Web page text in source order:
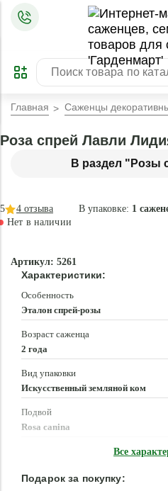
ПРЕДЗАКАЗ
ЗАБРОНИРОВАТЬ
ЛУЧШЕЕ
Главная Саженцы
В раздел "Розы
Роза спрей Лавли
В упаковке: 1
5 4 отзыва
Нет в наличии
Артикул: 5261
Характеристики:
Особенность
Эталон спрей-розы
Возраст саженца
2 года
Вид упаковки
Искусственный земляной ком
Подвой
Rosa canina
Все
Подарок за покупку: